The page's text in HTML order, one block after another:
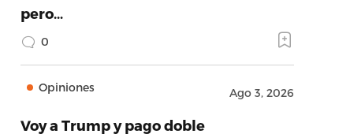
pero…
0
Opiniones Ago 3, 2026
Voy a Trump y pago doble